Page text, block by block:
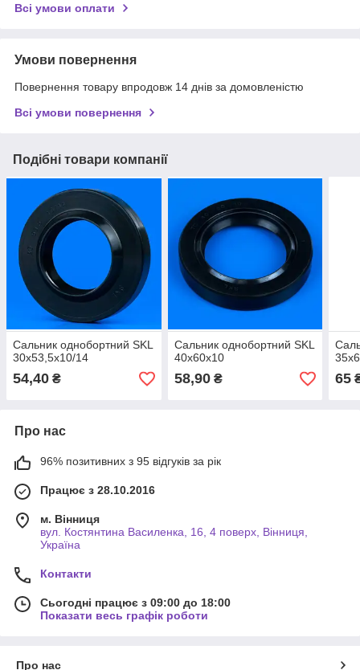
Всі умови оплати
Умови повернення
Повернення товару впродовж 14 днів за домовленістю
Всі умови повернення
Подібні товари компанії
Сальник однобортний SKL
30х53,5х10/14
54,40 ₴
Сальник однобортний SKL
40х60х10
58,90₴ 65
Про нас
96% позитивних з 95 відгуків за рік
Працює з 28.10.2016
м. Вінниця
вул. Костянтина Василенка, 16, 4 поверх, Вінниця,
Україна
Контакти
Сьогодні працює з 09:00 до 18:00
Показати весь графік роботи
Про нас